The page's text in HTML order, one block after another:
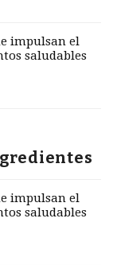
impulsan el
saludables
impulsan el
saludables